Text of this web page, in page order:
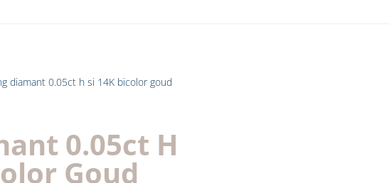
diamant 0.05ct h si 14K bicolor goud
0.05ct H
Goud